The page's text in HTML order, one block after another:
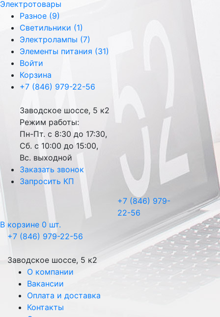
Электротовары
Разное (9)
Светильники (1)
Электролампы (7)
Элементы питания (31)
Войти
Корзина
+7 (846) 979-22-56
Заводское шоссе, 5 к2
Режим работы:
Пн-Пт. с 8:30 до 17:30,
Сб. с 10:00 до 15:00,
Вс. выходной
Заказать звонок
Запросить КП
+7 (846) 979-
22-56
В корзине 0 шт.
+7 (846) 979-22-56
Заводское шоссе, 5 к2
О компании
Вакансии
Оплата и доставка
Контакты